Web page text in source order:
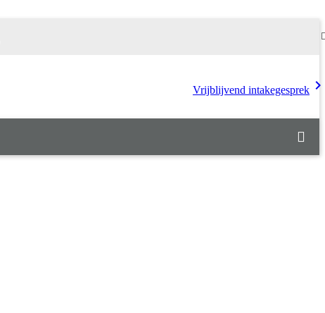
Vrijblijvend intakegesprek